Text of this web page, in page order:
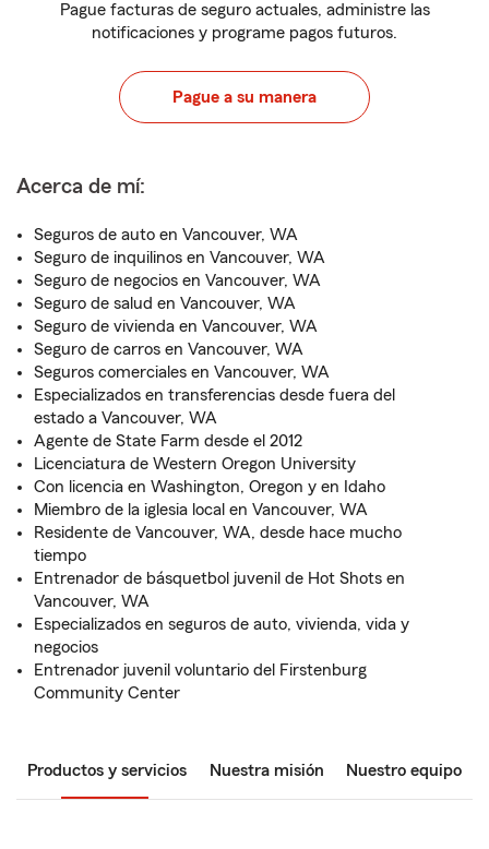
Pague facturas de seguro actuales, administre las
notificaciones y programe pagos futuros.
Pague a su manera
Acerca de mí:
Seguros de auto en Vancouver, WA
Seguro de inquilinos en Vancouver, WA
Seguro de negocios en Vancouver, WA
Seguro de salud en Vancouver, WA
Seguro de vivienda en Vancouver, WA
Seguro de carros en Vancouver, WA
Seguros comerciales en Vancouver, WA
Especializados en transferencias desde fuera del
estado a Vancouver, WA
Agente de State Farm desde el 2012
Licenciatura de Western Oregon University
Con licencia en Washington, Oregon y en Idaho
Miembro de la iglesia local en Vancouver, WA
Residente de Vancouver, WA, desde hace mucho
tiempo
Entrenador de básquetbol juvenil de Hot Shots en
Vancouver, WA
Especializados en seguros de auto, vivienda, vida y
negocios
Entrenador juvenil voluntario del Firstenburg
Community Center
Productos y servicios Nuestra misión Nuestro equipo